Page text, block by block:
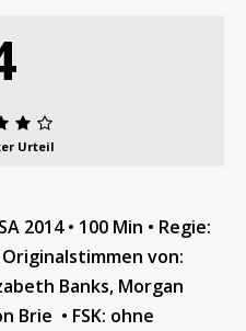
Urteil
2014 • 100 Min • Regie:
von:
Banks, Morgan
Brie • FSK: ohne